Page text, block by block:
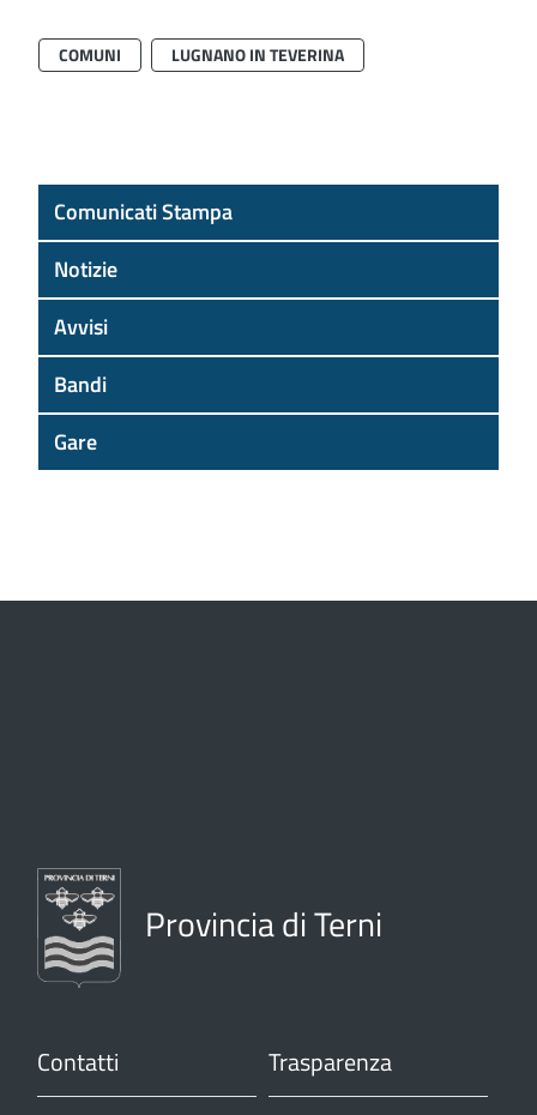
COMUNI LUGNANO IN TEVERINA
Comunicati Stampa
Notizie
Avvisi
Bandi
Gare
Provincia di Terni
Contatti Trasparenza